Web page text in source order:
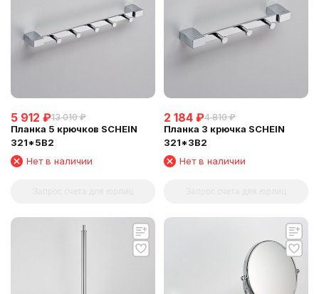
5 912 ₽13 010 ₽
Планка 5 крючков SCHEIN
321*5B2
Нет в наличии
2 184 ₽4 810 ₽
Планка 3 крючка SCHEIN
321*3B2
Нет в наличии